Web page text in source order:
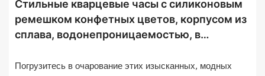
Стильные кварцевые часы с силиконовым
ремешком конфетных цветов, корпусом из
сплава, водонепроницаемостью, в
Погрузитесь в очарование этих изысканных, модных